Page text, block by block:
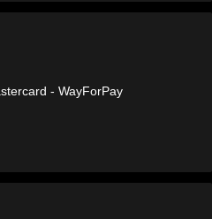
- WayForPay